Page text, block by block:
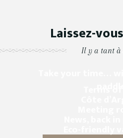
Laissez-
Il y a tant à